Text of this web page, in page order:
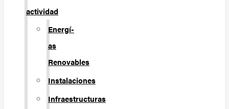
actividad
Energí­
as
Renovables
Instalaciones
Infraestructuras